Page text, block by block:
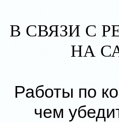
В СВЯЗИ С
НА
Работы по
чем